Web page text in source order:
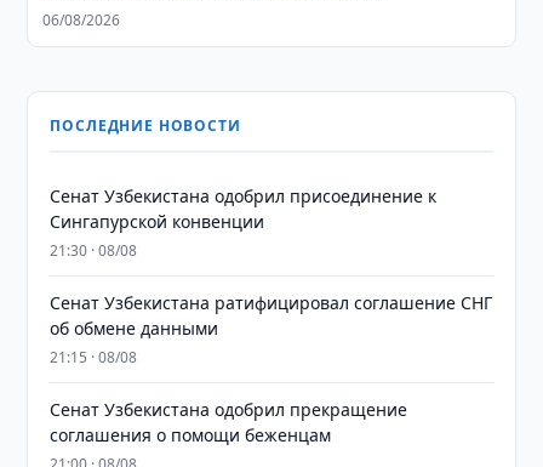
06/08/2026
ПОСЛЕДНИЕ НОВОСТИ
Сенат Узбекистана одобрил присоединение к
Сингапурской конвенции
21:30 · 08/08
Сенат Узбекистана ратифицировал соглашение СНГ
об обмене данными
21:15 · 08/08
Сенат Узбекистана одобрил прекращение
соглашения о помощи беженцам